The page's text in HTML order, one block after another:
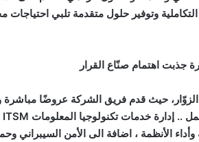
وتوفير حلول متقدمة تلبي
جذبت اهتمام صنّاع القرار
حيث قدم فريق الشركة عروضًا مباشرة
.. إدارة خدمات تكنولوجيا المعلومات ITSM
وأداء الأنظمة ، اضافة الى الأمن السيبراني